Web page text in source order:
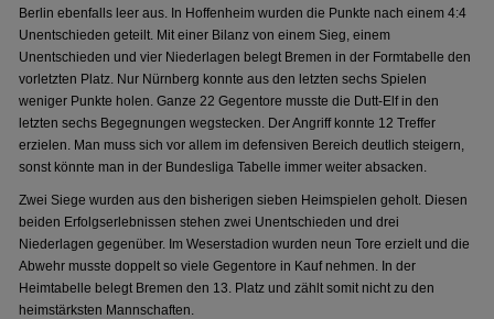
Berlin ebenfalls leer aus. In Hoffenheim wurden die Punkte nach einem 4:4
Unentschieden geteilt. Mit einer Bilanz von einem Sieg, einem
Unentschieden und vier Niederlagen belegt Bremen in der Formtabelle den
vorletzten Platz. Nur Nürnberg konnte aus den letzten sechs Spielen
weniger Punkte holen. Ganze 22 Gegentore musste die Dutt-Elf in den
letzten sechs Begegnungen wegstecken. Der Angriff konnte 12 Treffer
erzielen. Man muss sich vor allem im defensiven Bereich deutlich steigern,
sonst könnte man in der Bundesliga Tabelle immer weiter absacken.
Zwei Siege wurden aus den bisherigen sieben Heimspielen geholt. Diesen
beiden Erfolgserlebnissen stehen zwei Unentschieden und drei
Niederlagen gegenüber. Im Weserstadion wurden neun Tore erzielt und die
Abwehr musste doppelt so viele Gegentore in Kauf nehmen. In der
Heimtabelle belegt Bremen den 13. Platz und zählt somit nicht zu den
heimstärksten Mannschaften.